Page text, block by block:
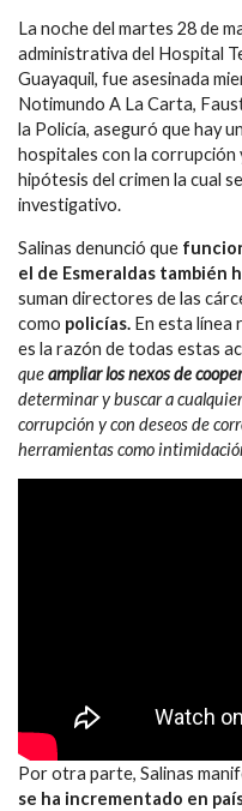
La noche del martes 28 de
administrativa del Hospital
Guayaquil, fue asesinada
Notimundo A La Carta,
la Policía, aseguró que hay
hospitales con la corrupción
hipótesis del crimen la cual
investigativo.
Salinas denunció que
el de Esmeraldas también
suman directores de las
como policías. En esta línea
es la razón de todas estas
queampliar los nexos de
determinar y buscar a
corrupción y con deseos de
herramientas como
Por otra parte, Salinas
se ha incrementado en